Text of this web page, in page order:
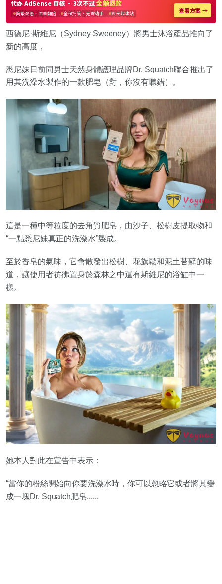
西德尼·斯維尼（Sydney Sweeney）將男士沐浴產品推向了
新的高度，
悉尼妹日前同男士天然身體護理品牌Dr. Squatch聯合推出了
用其洗澡水製作的一款肥皂（對，你沒有聽錯）。
這是一種中等粒度的去角質肥皂，由沙子、松樹皮提取物和
“一點悉尼妹真正的洗澡水”製成。
至於香皂的氣味，它會散發出松樹、花旗鬆和泥土苔蘚的味
道，讓使用者彷彿置身於森林之中還有斯維尼的浴缸中一
樣。
她本人對此在宣告中表示：
“當你的粉絲開始向你要洗澡水時，你可以忽略它或者將其變
成一塊Dr. Squatch肥皂......